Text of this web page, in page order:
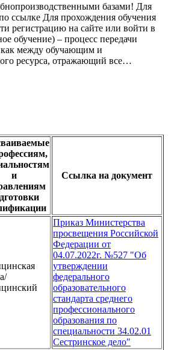
базами! Для
ссылке Для прохождения обучения
регистрацию на сайте или войти в
обучение) – процесс передачи
между обучающим и
ресурса, отражающий все…
и
Ссылка на документ
Приказ Министерства
просвещения Российской
Федерации от
04.07.2022г. №527 "Об
утверждении
федерального
образовательного
стандарта среднего
профессионального
образования по
специальности 34.02.01
Сестринское дело"